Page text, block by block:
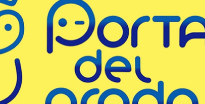
Alto con SEE THRU
7 Lightweight. Color:
Brillo.
USD 63
Comprar
Montaje 25mm, Alto con SEE THRU
para: REMINGTON 7 Lightweight. Color:
Negro Brillo.
USD